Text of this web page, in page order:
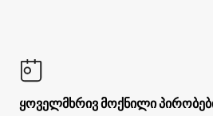
ყოველმხრივ მოქნილი